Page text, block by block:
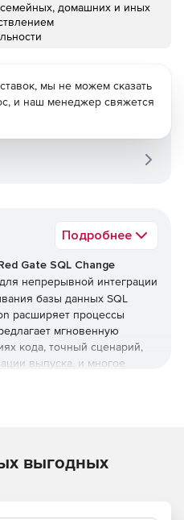
домашних и иных
Подробнее
Gate SQL Change
непрерывной интеграции
базы данных SQL
расширяет процессы
мгновенную
кода, точный сценарий,
выпуска, и многое
базу данных.
проверки и
мы не можем сказать
и наш менеджер свяжется
выгодных